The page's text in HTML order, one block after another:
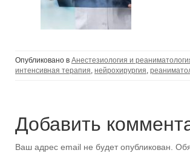
Опубликовано в Анестезиология и
интенсивная терапия нейрохирургия
Добавить
Ваш адрес email не будет опубликован.